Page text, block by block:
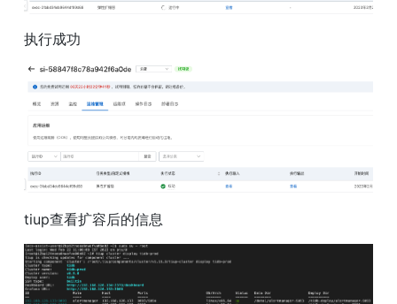
执行成功
tiup查看扩容后的信息